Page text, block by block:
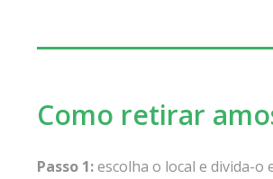
Como retirar
Passo 1:escolha o local e divida-